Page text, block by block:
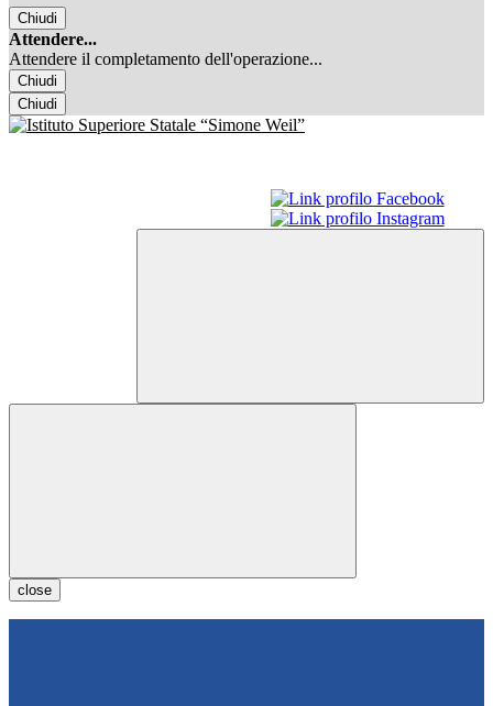
Chiudi
Attendere...
Attendere il completamento dell'operazione...
Chiudi
Chiudi
close